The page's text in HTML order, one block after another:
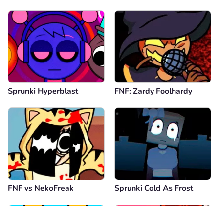
Sprunki Hyperblast FNF: Zardy Foolhardy
FNF vs NekoFreak Sprunki Cold As Frost